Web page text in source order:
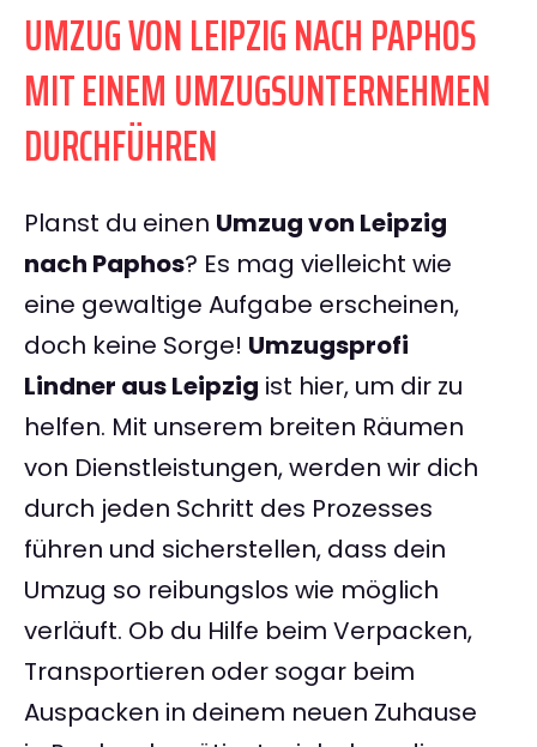
UMZUG VON LEIPZIG NACH PAPHOS
MIT EINEM UMZUGSUNTERNEHMEN
DURCHFÜHREN
Planst du einen Umzug von Leipzig
nach Paphos? Es mag vielleicht wie
eine gewaltige Aufgabe erscheinen,
doch keine Sorge! Umzugsprofi
Lindner aus Leipzig ist hier, um dir zu
helfen. Mit unserem breiten Räumen
von Dienstleistungen, werden wir dich
durch jeden Schritt des Prozesses
führen und sicherstellen, dass dein
Umzug so reibungslos wie möglich
verläuft. Ob du Hilfe beim Verpacken,
Transportieren oder sogar beim
Auspacken in deinem neuen Zuhause